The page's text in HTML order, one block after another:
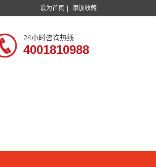
设为首页 添加收藏
24小时咨询热线
4001810988